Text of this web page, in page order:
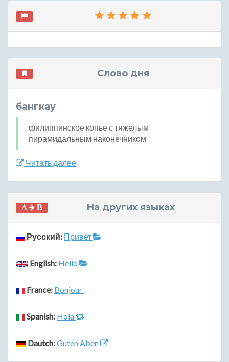
Слово дня
бангкау
филиппинское копье с тяжелым
пирамидальным наконечником
Читать далее
На других языках
Русский: Привет
English: Hello
France: Bonjour
Spanish: Hola
Dautch:Guten Aben